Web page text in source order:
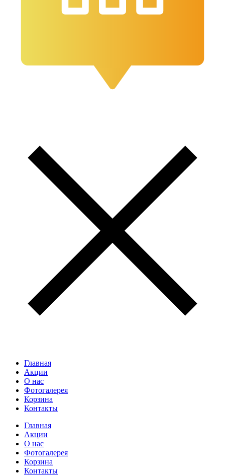
Главная
Акции
О нас
Фотогалерея
Корзина
Контакты
Главная
Акции
О нас
Фотогалерея
Корзина
Контакты